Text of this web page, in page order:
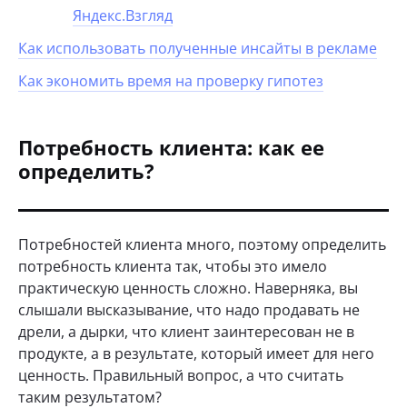
Яндекс.Взгляд
Как использовать полученные инсайты в рекламе
Как экономить время на проверку гипотез
Потребность клиента: как ее
определить?
Потребностей клиента много, поэтому определить
потребность клиента так, чтобы это имело
практическую ценность сложно. Наверняка, вы
слышали высказывание, что надо продавать не
дрели, а дырки, что клиент заинтересован не в
продукте, а в результате, который имеет для него
ценность. Правильный вопрос, а что считать
таким результатом?